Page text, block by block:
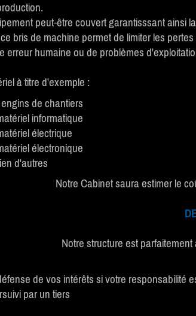
peut-être couvert garantisssant ainsi
bris de machine permet de limiter les
erreur humaine ou de problèmes
à titre d'exemple :
de chantiers
informatique
électrique
électronique
d'autres
Notre Cabinet saura estimer le
Notre structure est
de vos intérêts si votre responsabilité
par un tiers